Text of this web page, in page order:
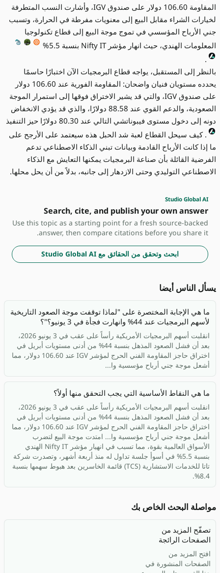
المقاومة 106.60 دولار على صندوق IGV، وأشارت النسب المتطرفة
لخيارات الشراء مقابل البيع إلى معنويات مفرطة في الحرارة، وتسبب
جني الأرباح المؤسسي في تموج موجة البيع إلى قطاع تكنولوجيا
المعلومات الهندي، حيث انهار مؤشر Nifty IT بنسبة 5.5%
.
بالنظر إلى المستقبل، يواجه قطاع البرمجيات الآن اختبارًا حاسمًا
يحدده مستويان فنيان واضحان: المقاومة الفورية عند 106.60 دولار
على صندوق IGV، والتي قد يشير الاختراق فوقها إلى استمرار الموجة
الصعودية، والدعم القوي عند 88.58 دولارًا، والذي قد يؤدي الانخفاض
دونه إلى دخول مستوى فيبوناتشي التالي عند 80.30 دولارًا حيز التنفيذ
. كيف سيحل القطاع لعبة شد الحبل هذه سيعتمد على الأرجح على
ما إذا كانت الأرباح القادمة وبيانات تبني الذكاء الاصطناعي تدعم
الفرضية القائلة بأن صناعة البرمجيات يمكنها التعايش مع الذكاء
الاصطناعي التوليدي وحتى الازدهار إلى جانبه، بدلاً من أن يحل محلها.
Studio Global AI
Search, cite, and publish your own answer
Use this topic as a starting point for a fresh source-backed
answer, then compare citations before you share it.
ابحث وتحقق من الحقائق مع Studio Global AI
يسأل الناس أيضا
ما هي الإجابة المختصرة على "لماذا توقفت موجة الصعود التاريخية
لأسهم البرمجيات عند 44% وانهارت فجأة في 3 يونيو؟"؟
انقلبت أسهم البرمجيات الأمريكية رأساً على عقب في 3 يونيو 2026،
بعد أن فشل الصعود المذهل بنسبة 44% من أدنى مستويات أبريل في
اختراق حاجز المقاومة الفني الحرج لمؤشر IGV عند 106.60 دولار، مما
أشعل موجة جني أرباح مؤسسية وا...
ما هي النقاط الأساسية التي يجب التحقق منها أولاً؟
انقلبت أسهم البرمجيات الأمريكية رأساً على عقب في 3 يونيو 2026،
بعد أن فشل الصعود المذهل بنسبة 44% من أدنى مستويات أبريل في
اختراق حاجز المقاومة الفني الحرج لمؤشر IGV عند 106.60 دولار، مما
أشعل موجة جني أرباح مؤسسية وا... امتدت موجة البيع لتضرب
الأسواق العالمية بقوة، مما تسبب في انهيار مؤشر Nifty IT الهندي
بنسبة 5.5% في أسوأ جلسة تداول له منذ أربعة أشهر، وتصدرت شركة
تاتا للخدمات الاستشارية (TCS) قائمة الخاسرين بعد هبوط سهمها بنسبة
8.4%.
مواصلة البحث الخاص بك
تصفّح المزيد من
الصفحات الرائجة
افتح المزيد من
الصفحات المنشورة في